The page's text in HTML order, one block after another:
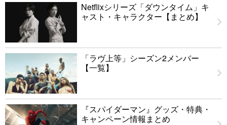
Netflixシリーズ「ダウンタイム」キ
ャスト・キャラクター【まとめ】
「ラヴ上等」シーズン2メンバー
【一覧】
『スパイダーマン』グッズ・特典・
キャンペーン情報まとめ